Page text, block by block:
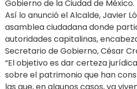
Gobierno de la Ciudad de México.
Así lo anunció el Alcalde, Javier
asamblea ciudadana donde
autoridades capitalinas,
Secretario de Gobierno, César
“El objetivo es dar certeza
sobre el patrimonio que han